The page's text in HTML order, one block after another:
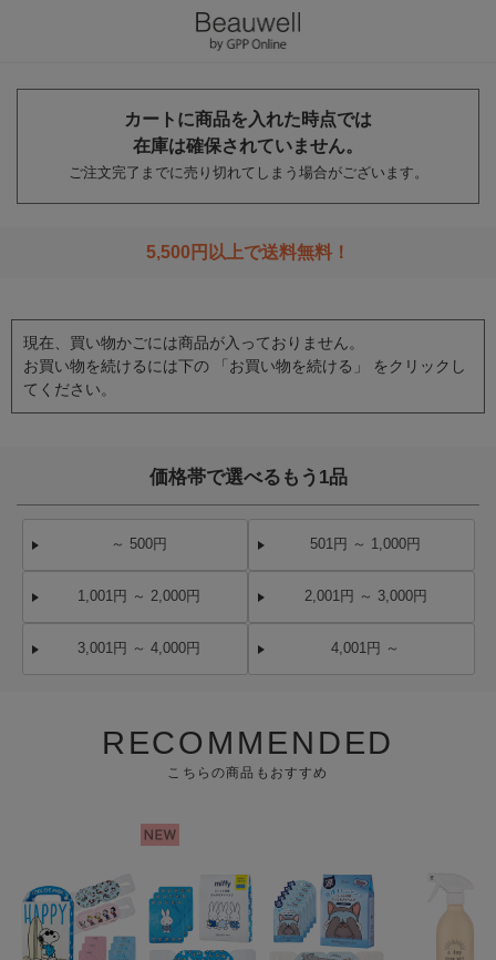
カートに商品を入れた時点では
在庫は確保されていません。
ご注文完了までに売り切れてしまう場合がございます。
5,500円以上で送料無料！
現在、買い物かごには商品が入っておりません。
お買い物を続けるには下の 「お買い物を続ける」 をクリックし
てください。
価格帯で選べるもう1品
～ 500円 501円 ～ 1,000円
1,001円 ～ 2,000円 2,001円 ～ 3,000円
3,001円 ～ 4,000円 4,001円 ～
RECOMMENDED
こちらの商品もおすすめ